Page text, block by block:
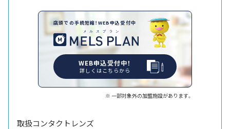
店頭での手続短縮！WEB申込受付中
WEB申込受付中！
詳しくはこちらから
一部対象外の加盟施設があります。
取扱コンタクトレンズ